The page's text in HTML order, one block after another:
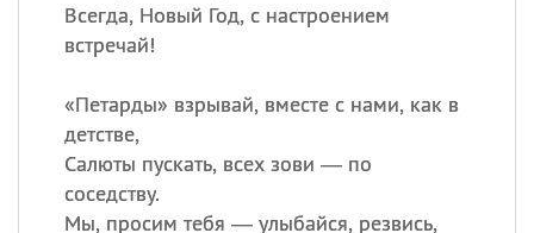
Всегда, Новый Год, с настроением
встречай!
«Петарды» взрывай, вместе с нами, как в
детстве,
Салюты пускать, всех зови — по
соседству.
Мы, просим тебя — улыбайся, резвись,